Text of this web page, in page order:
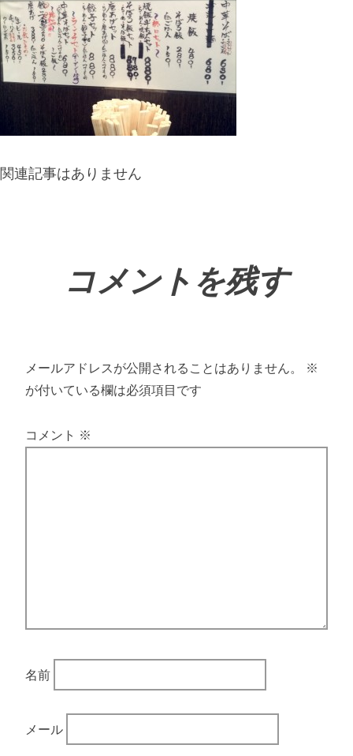
関連記事はありません
コメントを残す
メールアドレスが公開されることはありません。
※
が付いている欄は必須項目です
コメント ※
名前
メール